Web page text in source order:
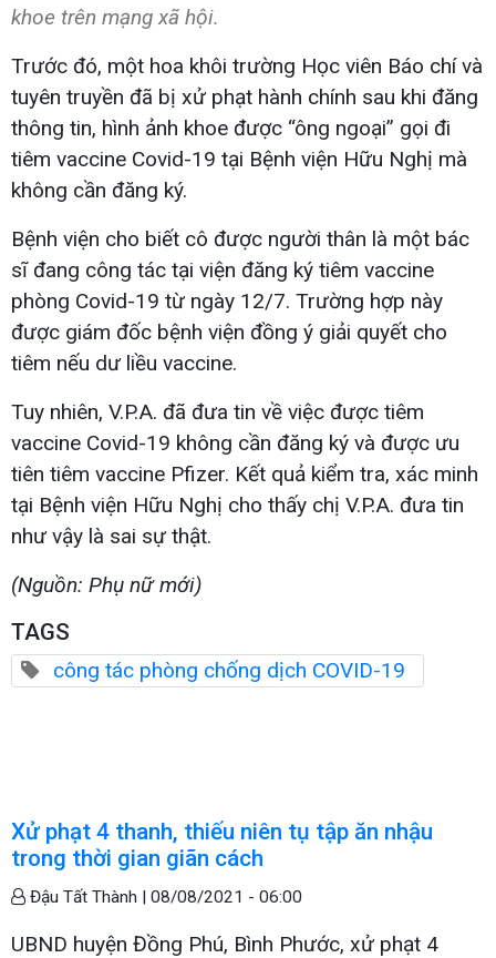
khoe trên mạng xã hội.
Trước đó, một hoa khôi trường Học viên Báo chí và
tuyên truyền đã bị xử phạt hành chính sau khi đăng
thông tin, hình ảnh khoe được “ông ngoại” gọi đi
tiêm vaccine Covid-19 tại Bệnh viện Hữu Nghị mà
không cần đăng ký.
Bệnh viện cho biết cô được người thân là một bác
sĩ đang công tác tại viện đăng ký tiêm vaccine
phòng Covid-19 từ ngày 12/7. Trường hợp này
được giám đốc bệnh viện đồng ý giải quyết cho
tiêm nếu dư liều vaccine.
Tuy nhiên, V.P.A. đã đưa tin về việc được tiêm
vaccine Covid-19 không cần đăng ký và được ưu
tiên tiêm vaccine Pfizer. Kết quả kiểm tra, xác minh
tại Bệnh viện Hữu Nghị cho thấy chị V.P.A. đưa tin
như vậy là sai sự thật.
(Nguồn: Phụ nữ mới)
TAGS
công tác phòng chống dịch COVID-19
Xử phạt 4 thanh, thiếu niên tụ tập ăn nhậu
trong thời gian giãn cách
Đậu Tất Thành | 08/08/2021 - 06:00
UBND huyện Đồng Phú, Bình Phước, xử phạt 4